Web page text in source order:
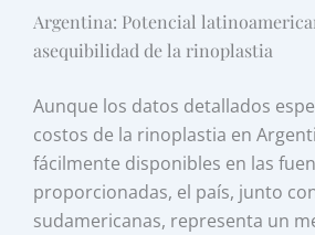
Argentina: Potencial
asequibilidad de la rinoplastia
Aunque los datos detallados
costos de la rinoplastia en
fácilmente disponibles en las
proporcionadas, el país, junto
sudamericanas, representa un